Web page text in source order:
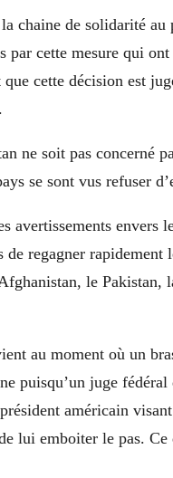
chaine de solidarité
par cette mesure qui
cette décision est
ne soit pas concerné
se sont vus refuser
avertissements envers
de regagner
le Pakistan,
au moment où un
puisqu’un juge
américain
lui emboiter le pas.